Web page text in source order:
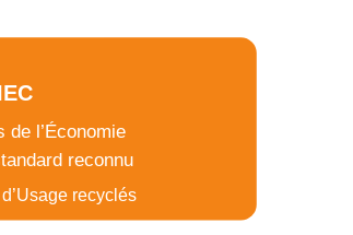
de l’Économie
reconnu
recyclés